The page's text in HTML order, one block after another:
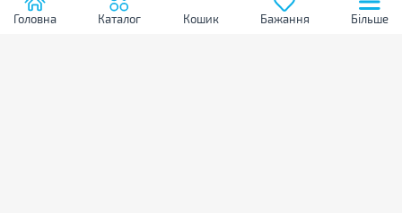
Головна Каталог Кошик Бажання Більше